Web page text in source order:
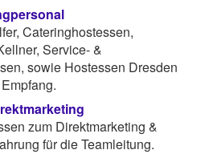
Cateringhostessen,
Service- &
sowie Hostessen Dresden
zum Direktmarketing &
für die Teamleitung.